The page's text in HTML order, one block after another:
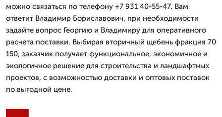
можно связаться по телефону +7 931 40-55-47. Вам
ответит Владимир Бориславович, при необходимости
задайте вопрос Георгию и Владимиру для оперативного
расчета поставки. Выбирая вторичный щебень фракция 70
150, заказчик получает функциональное, экономичное и
экологичное решение для строительства и ландшафтных
проектов, с возможностью доставки и оптовых поставок
по выгодной цене.